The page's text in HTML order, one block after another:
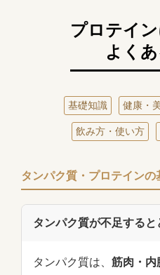
プロテイ
よく
基礎知識 健康・
飲み方・使い方
タンパク質・プロテインの
タンパク質が不足する
タンパク質は、 筋肉・内